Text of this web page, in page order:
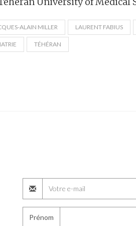
ALAIN MILLER LAURENT FABIUS
TÉHÉRAN
Prénom